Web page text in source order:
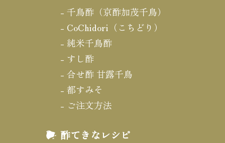
千鳥酢（京酢加茂千鳥）
CoChidori（こちどり）
純米千鳥酢
すし酢
合せ酢 甘露千鳥
都すみそ
ご注文方法
酢てきなレシピ